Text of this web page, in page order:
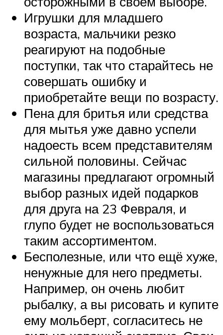
Игрушки для младшего
возраста, мальчики резко
реагируют на подобные
поступки, так что старайтесь не
совершать ошибку и
приобретайте вещи по возрасту.
Пена для бритья или средства
для мытья уже давно успели
надоесть всем представителям
сильной половины. Сейчас
магазины предлагают огромный
выбор разных идей подарков
для друга на 23 Февраля, и
глупо будет не воспользоваться
таким ассортиментом.
Бесполезные, или что ещё хуже,
ненужные для него предметы.
Например, он очень любит
рыбалку, а вы рисовать и купите
ему мольберт, согласитесь не